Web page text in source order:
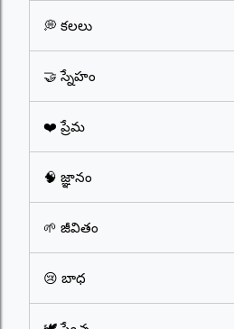
💭 కలలు
🤝 స్నేహం
❤️ ప్రేమ
🧠 జ్ఞానం
🌱 జీవితం
😢 బాధ